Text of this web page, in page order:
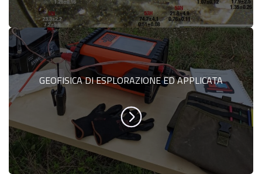
GEOFISICA DI ESPLORAZIONE ED APPLICATA